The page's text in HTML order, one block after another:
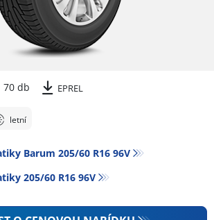
70 db EPREL
letní
Barum 205/60 R16 96V
205/60 R16 96V